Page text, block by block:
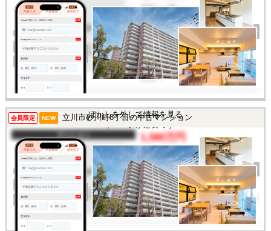
間取り 1K
完成年 2000年
建物面積 21.89㎡
土地面積 -
所在地 東京都大田区田園調布本
町
交通 /
会員限定 NEW 立川市砂川町8丁目の中古マンション
マンション 1,580万円
間取り
3LDK
完成年
1988年
建物面積 76.36㎡
土地面積 -
所在地 東京都立川市砂川町8丁目
交通 /
この物件を見るには
ぼかしを外して情報を見る